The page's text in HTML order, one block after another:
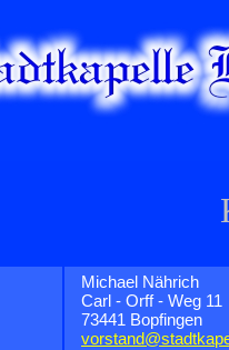
Michael Nährich
Carl - Orff - Weg 11
73441 Bopfingen